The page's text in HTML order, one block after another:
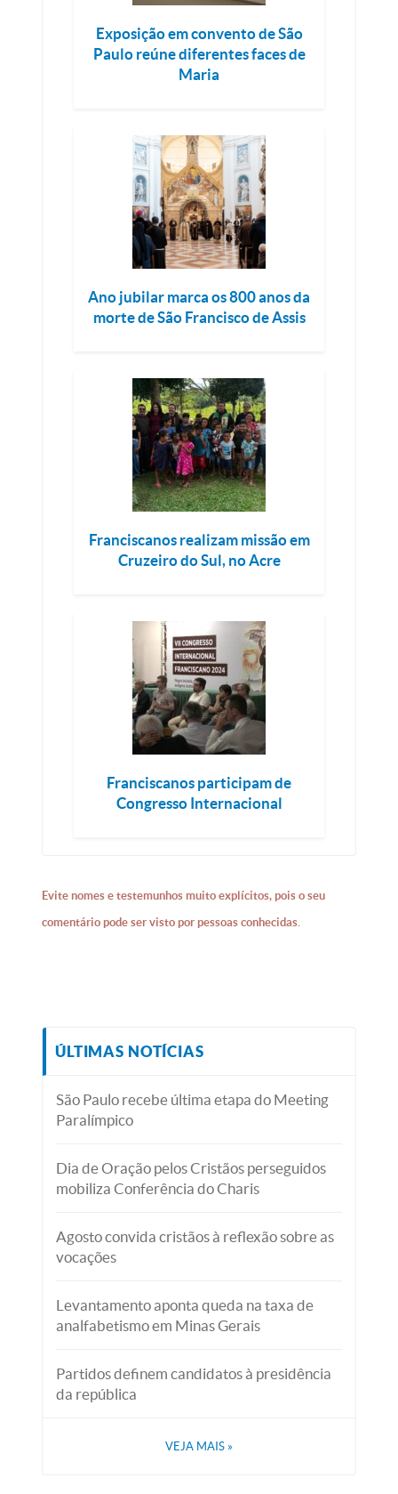
Exposição em convento de São
Paulo reúne diferentes faces de
Maria
Ano jubilar marca os 800 anos da
morte de São Francisco de Assis
Franciscanos realizam missão em
Cruzeiro do Sul, no Acre
Franciscanos participam de
Congresso Internacional
Evite nomes e testemunhos muito explícitos, pois o seu
comentário pode ser visto por pessoas conhecidas.
ÚLTIMAS NOTÍCIAS
São Paulo recebe última etapa do Meeting
Paralímpico
Dia de Oração pelos Cristãos perseguidos
mobiliza Conferência do Charis
Agosto convida cristãos à reflexão sobre as
vocações
Levantamento aponta queda na taxa de
analfabetismo em Minas Gerais
Partidos definem candidatos à presidência
da república
VEJA MAIS »